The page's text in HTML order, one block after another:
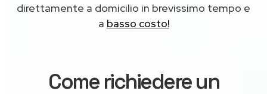
direttamente a domicilio in brevissimo tempo e
a basso costo!
Come richiedere un